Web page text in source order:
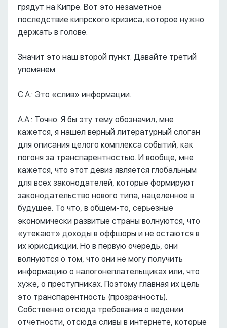
грядут на Кипре. Вот это незаметное
последствие кипрского кризиса, которое нужно
держать в голове.
Значит это наш второй пункт. Давайте третий
упомянем.
С.А.: Это «слив» информации.
А.А.: Точно. Я бы эту тему обозначил, мне
кажется, я нашел верный литературный слоган
для описания целого комплекса событий, как
погоня за транспарентностью. И вообще, мне
кажется, что этот девиз является глобальным
для всех законодателей, которые формируют
законодательство нового типа, нацеленное в
будущее. То что, в общем-то, серьезные
экономически развитые страны волнуются, что
«утекают» доходы в оффшоры и не остаются в
их юрисдикции. Но в первую очередь, они
волнуются о том, что они не могу получить
информацию о налогонеплательщиках или, что
хуже, о преступниках. Поэтому главная их цель
это транспарентность (прозрачность).
Собственно отсюда требования о ведении
отчетности, отсюда сливы в интернете, которые